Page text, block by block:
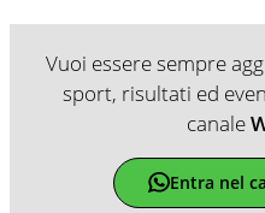
Vuoi essere sempre
sport, risultati ed
canale
Entra nel